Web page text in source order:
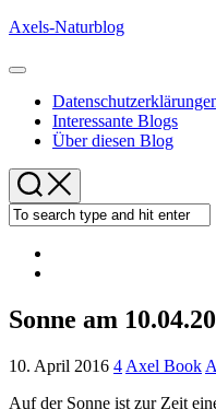
Skip
content
Axels-Naturblog
Expand
Interessante Blogs
Über diesen Blog
Sonne am
10. April 2016 4 Axel Book
Auf der Sonne ist zur Zeit